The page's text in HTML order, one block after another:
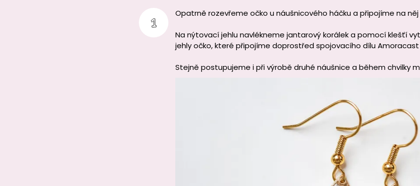
Opatrně rozevřeme očko u náušnicového háčku a připojíme na
Na nýtovací jehlu navlékneme jantarový korálek a pomocí klešťí
jehly očko, které připojíme doprostřed spojovacího dílu Amoracast
Stejně postupujeme i při výrobě druhé náušnice a během chvilky